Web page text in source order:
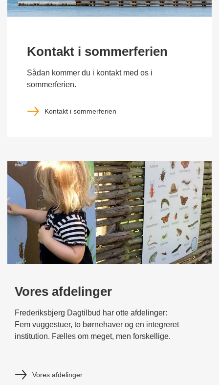
Kontakt i sommerferien
Sådan kommer du i kontakt med os i
sommerferien.
Kontakt i sommerferien
Vores afdelinger
Frederiksbjerg Dagtilbud har otte afdelinger:
Fem vuggestuer, to børnehaver og en integreret
institution. Fælles om meget, men forskellige.
Vores afdelinger